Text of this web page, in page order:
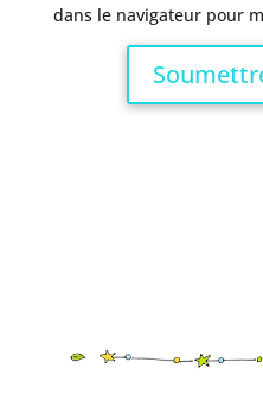
dans le navigateur pour